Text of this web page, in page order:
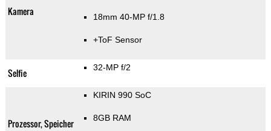
Kamera 18mm 40-MP f/1.8
+ToF Sensor
Selfie 32-MP f/2
Prozessor, Speicher
KIRIN 990 SoC
8GB RAM